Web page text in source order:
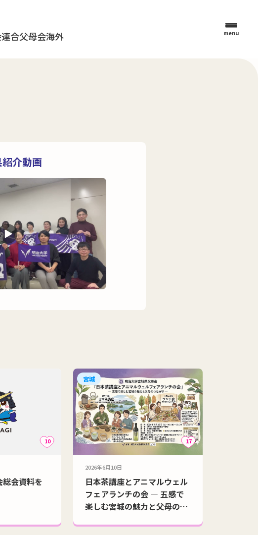
連合父母会海外 menu
介動画
10
総会資料を
宮城
17
2026年6月10日
日本茶講座とアニマルウェル
フェアランチの会 ― 五感で
楽しむ宮城の魅力と父母のつ